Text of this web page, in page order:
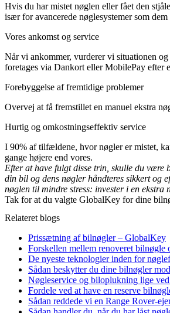
Hvis du har mistet nøglen eller fået den
især for avancerede nøglesystemer som
Vores ankomst og service
Når vi ankommer, vurderer vi situationen
foretages via Dankort eller MobilePay efter
Forebyggelse af fremtidige problemer
Overvej at få fremstillet en manuel ekstra
Hurtig og omkostningseffektiv service
I 90% af tilfældene, hvor nøgler er mistet,
gange højere end vores.
Efter at have fulgt disse trin, skulle du være
din bil og dens nøgler håndteres sikkert og
nøglen til mindre stress: invester i en
Tak for at du valgte GlobalKey for dine
Relateret blogs
Prissætning af bilnøgler – GlobalKey
Forskellen mellem renoveret bilnøgle
De nyeste teknologier inden for
Sådan beskytter du dine bilnøgler
Nøgleservice og biloplukning lige
Fordele ved at have en reserve
Sådan reddede vi en Range Rover-